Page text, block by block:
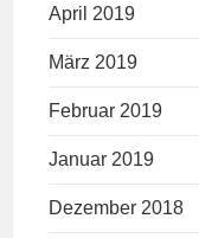
April 2019
März 2019
Februar 2019
Januar 2019
Dezember 2018